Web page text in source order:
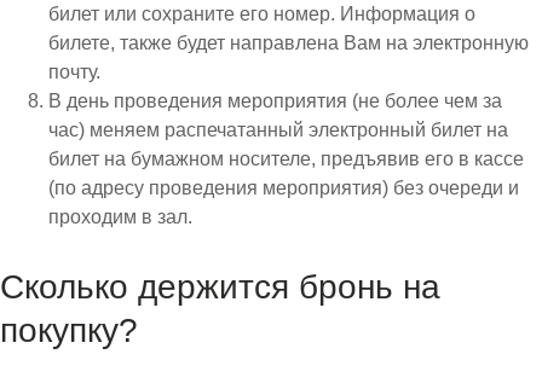
билет или сохраните его номер. Информация о
билете, также будет направлена Вам на электронную
почту.
В день проведения мероприятия (не более чем за
час) меняем распечатанный электронный билет на
билет на бумажном носителе, предъявив его в кассе
(по адресу проведения мероприятия) без очереди и
проходим в зал.
Сколько держится бронь на
покупку?